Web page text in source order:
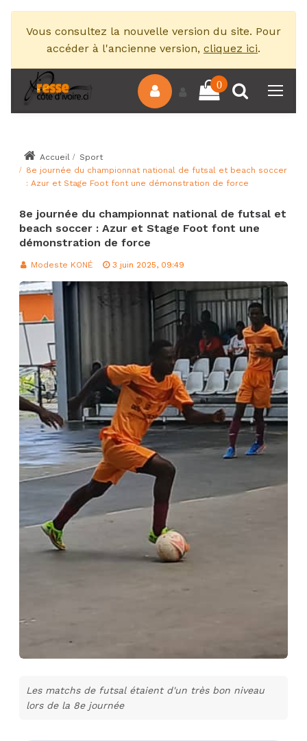
Vous consultez la nouvelle version du site. Pour
accéder à l'ancienne version, cliquez ici.
0
Accueil
Sport
8e journée du championnat national de futsal et beach soccer
: Azur et Stage Foot font une démonstration de force
8e journée du championnat national de futsal et
beach soccer : Azur et Stage Foot font une
démonstration de force
Modeste KONÉ 3 juin 2025, 09:49
Les matchs de futsal étaient d'un très bon niveau
lors de la 8e journée